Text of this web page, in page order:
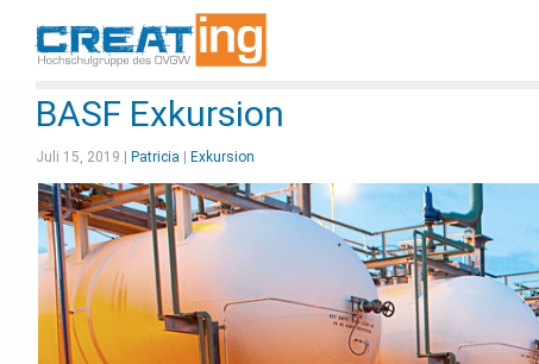
BASF Exkursion
Juli 15, 2019 | Patricia Exkursion